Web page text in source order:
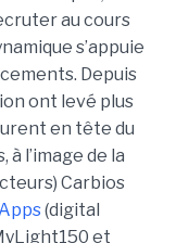
au cours
s’appuie
Depuis
ont levé plus
en tête du
à l’image de la
Carbios
(digital
et